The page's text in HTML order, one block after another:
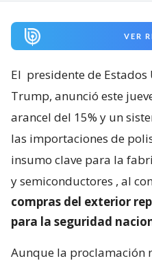
VER
El presidente de Estados
Trump, anunció este
arancel del 15% y un
las importaciones de
insumo clave para la
y semiconductores , al
compras del exterior
para la seguridad
Aunque la proclamación